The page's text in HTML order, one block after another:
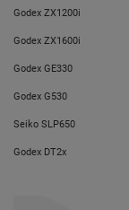
Godex ZX1200i
Godex ZX1600i
Godex GE330
Godex G530
Seiko SLP650
Godex DT2x